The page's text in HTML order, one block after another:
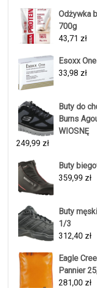
Odżywka
700g
43,71 zł
Esoxx
33,98 zł
Buty do
Burns
WIOSNĘ
249,99 zł
Buty
359,99 zł
Buty
1/3
312,40 zł
Eagle
Pannier
281,00 zł